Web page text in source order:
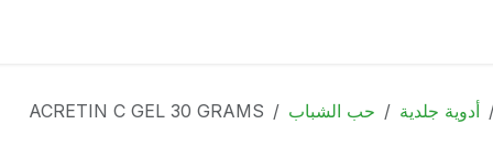
أدوية جلدية حب الشباب ACRETIN C GEL 30 GRAMS